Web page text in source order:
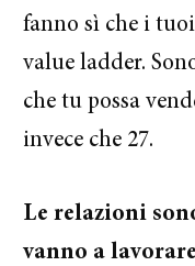
fanno sì che i
value ladder.
che tu possa
invece che 27.
Le relazioni
vanno a